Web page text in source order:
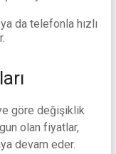
da telefonla hızlı
göre değişiklik
olan fiyatlar,
devam eder.